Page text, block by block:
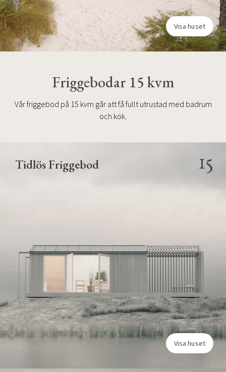
Visa huset
Friggebodar 15 kvm
Vår friggebod på 15 kvm går att få fullt utrustad med badrum
och kök.
Tidlös Friggebod 15
Visa huset